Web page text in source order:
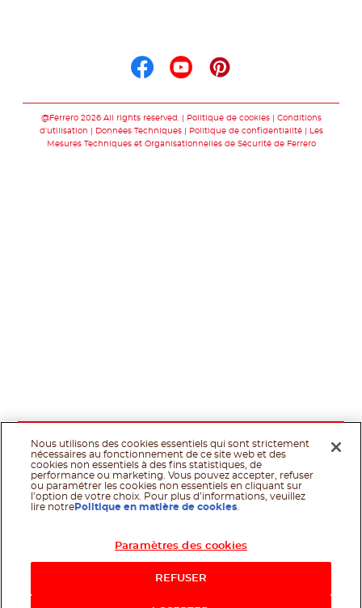
@Ferrero 2026 All rights reserved. Politique de cookies
Conditions
d’utilisation
Données Techniques Politique de confidentialité
Les
Mesures Techniques et Organisationnelles de Sécurité de Ferrero
Nous utilisons des cookies essentiels qui sont strictement
nécessaires au fonctionnement de ce site web et des
cookies non essentiels à des fins statistiques, de
performance ou marketing. Vous pouvez accepter, refuser
ou paramétrer les cookies non essentiels en cliquant sur
l’option de votre choix. Pour plus d’informations, veuillez
lire notre Politique en matière de cookies
Paramètres des cookies
REFUSER